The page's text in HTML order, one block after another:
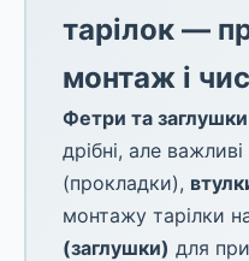
тарілок —
монтаж і
Фетри та
дрібні, але
(прокладки),
монтажу тарілки
(заглушки) для